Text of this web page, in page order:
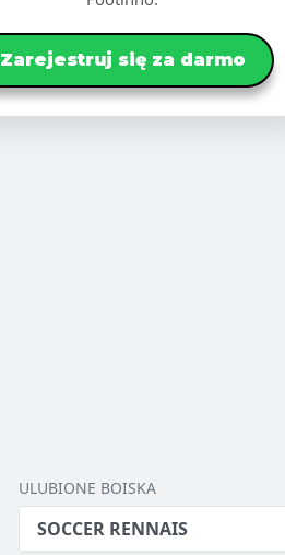
Zarejestruj się za darmo
ULUBIONE BOISKA
SOCCER RENNAIS